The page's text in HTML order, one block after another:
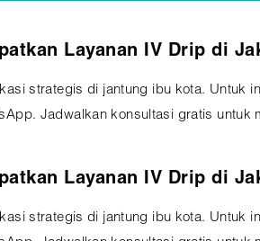
Layanan IV Drip di
strategis di jantung ibu kota. Untuk
Jadwalkan konsultasi gratis
Layanan IV Drip di
strategis di jantung ibu kota. Untuk